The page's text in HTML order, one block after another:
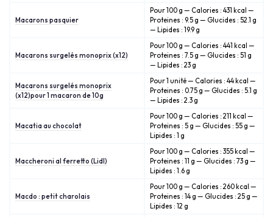
Macarons pasquier
Pour 100 g — Calories : 431 kcal —
Proteines : 9.5 g — Glucides : 52.1 g
— Lipides : 19.9 g
Macarons surgelés monoprix (x12)
Pour 100 g — Calories : 441 kcal —
Proteines : 7.5 g — Glucides : 51 g
— Lipides : 23 g
Macarons surgelés monoprix
(x12)pour 1 macaron de 10g
Pour 1 unité — Calories : 44 kcal —
Proteines : 0.75 g — Glucides : 5.1 g
— Lipides : 2.3 g
Macatia au chocolat
Pour 100 g — Calories : 211 kcal —
Proteines : 5 g — Glucides : 55 g —
Lipides : 1 g
Maccheroni al ferretto (Lidl)
Pour 100 g — Calories : 355 kcal —
Proteines : 11 g — Glucides : 73 g —
Lipides : 1.6 g
Macdo : petit charolais
Pour 100 g — Calories : 260 kcal —
Proteines : 14 g — Glucides : 25 g —
Lipides : 12 g